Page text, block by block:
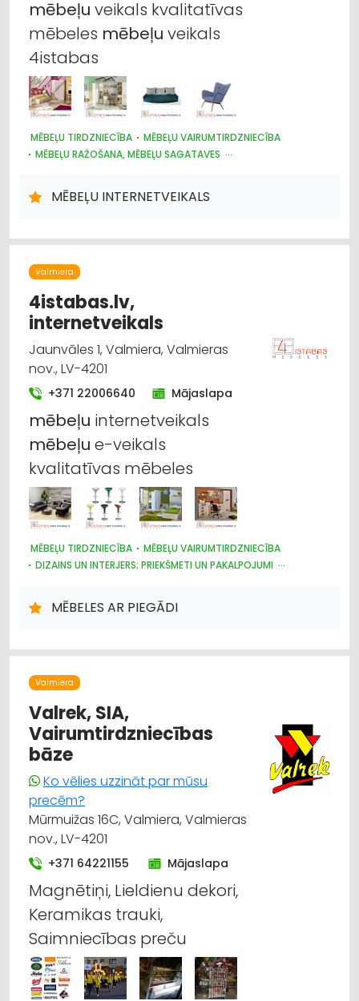
mēbeļu veikals kvalitatīvas
mēbeles mēbeļu veikals
4istabas
MĒBEĻU TIRDZNIECĪBA
MĒBEĻU VAIRUMTIRDZNIECĪBA
MĒBEĻU RAŽOŠANA, MĒBEĻU SAGATAVES
MĒBEĻU INTERNETVEIKALS
Valmiera
4istabas.lv,
internetveikals
Jaunvāles 1, Valmiera, Valmieras
nov., LV-4201
+371 22006640 Mājaslapa
mēbeļu internetveikals
mēbeļu e-veikals
kvalitatīvas mēbeles
MĒBEĻU TIRDZNIECĪBA
MĒBEĻU VAIRUMTIRDZNIECĪBA
DIZAINS UN INTERJERS; PRIEKŠMETI UN PAKALPOJUMI
MĒBELES AR PIEGĀDI
Valmiera
Valrek, SIA,
Vairumtirdzniecības
bāze
Ko vēlies uzzināt par mūsu
precēm?
Mūrmuižas 16C, Valmiera, Valmieras
nov., LV-4201
+371 64221155 Mājaslapa
Magnētiņi, Lieldienu dekori,
Keramikas trauki,
Saimniecības preču